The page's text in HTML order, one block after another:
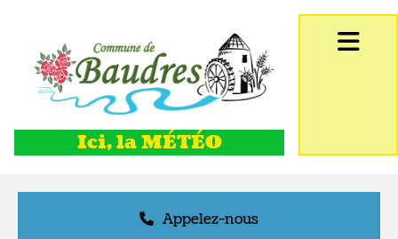
Ici, la MÉTÉO
Appelez-nous